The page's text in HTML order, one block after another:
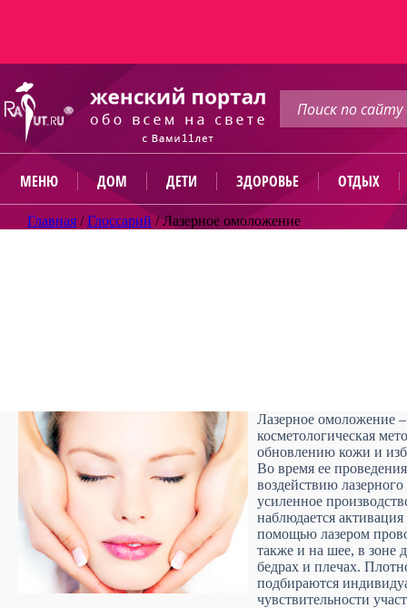
МЕНЮ ДОМ ДЕТИ ЗДОРОВЬЕ ОТДЫХ
Главная /Глоссарий /Лазерное омоложение
Лазерное омоложение –
косметологическая
обновлению кожи и
Во время ее
воздействию
усиленное
наблюдается
помощью лазером
также и на шее, в зоне
бедрах и плечах.
подбираются
чувствительности